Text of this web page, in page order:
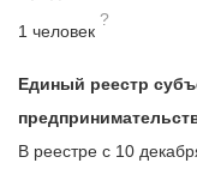
1 человек
?
Единый реестр
В реестре с 10